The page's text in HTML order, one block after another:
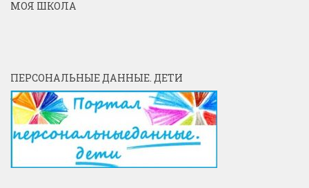
МОЯ ШКОЛА
ПЕРСОНАЛЬНЫЕ ДАННЫЕ. ДЕТИ